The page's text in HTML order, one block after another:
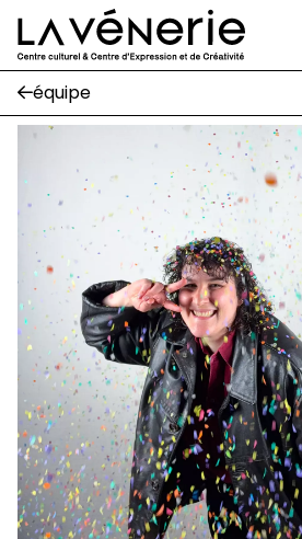
Aller au contenu principal
Rue Gratès, 3
1170 Watermael-Boitsfort
02 663 85 50
Place Gilson, 3
1170 Watermael-Boitsfort
02 663 85 50
suivez-nous
Journal Vénerie- version papier
Newsletter
AA
équipe